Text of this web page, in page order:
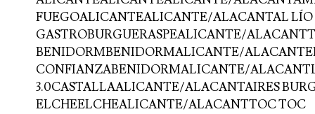
FUEGOALICANTEALICANTE/ALACANTAL LÍO
GASTROBURGUERASPEALICANTE/
BENIDORMBENIDORMALICANTE/
CONFIANZABENIDORMALICANTE/
3.0CASTALLAALICANTE/ALACANTAIRES
ELCHEELCHEALICANTE/ALACANTTOC TOC